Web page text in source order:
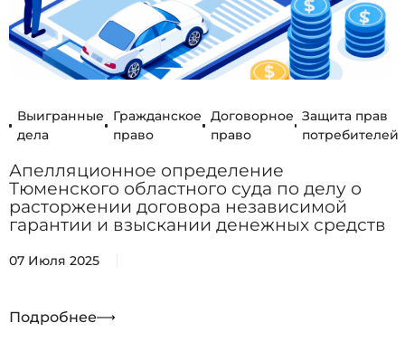
Выигранные
дела
Гражданское
право
Договорное
право
Защита прав
потребителей
Апелляционное определение
Тюменского областного суда по делу о
расторжении договора независимой
гарантии и взыскании денежных средств
07 Июля 2025
Подробнее